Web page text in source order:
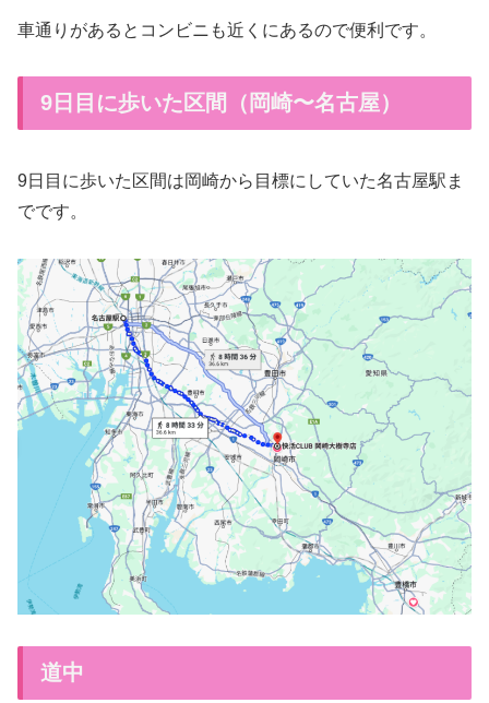
車通りがあるとコンビニも近くにあるので便利です。
9日目に歩いた区間（岡崎〜名古屋）
9日目に歩いた区間は岡崎から目標にしていた名古屋駅ま
でです。
道中